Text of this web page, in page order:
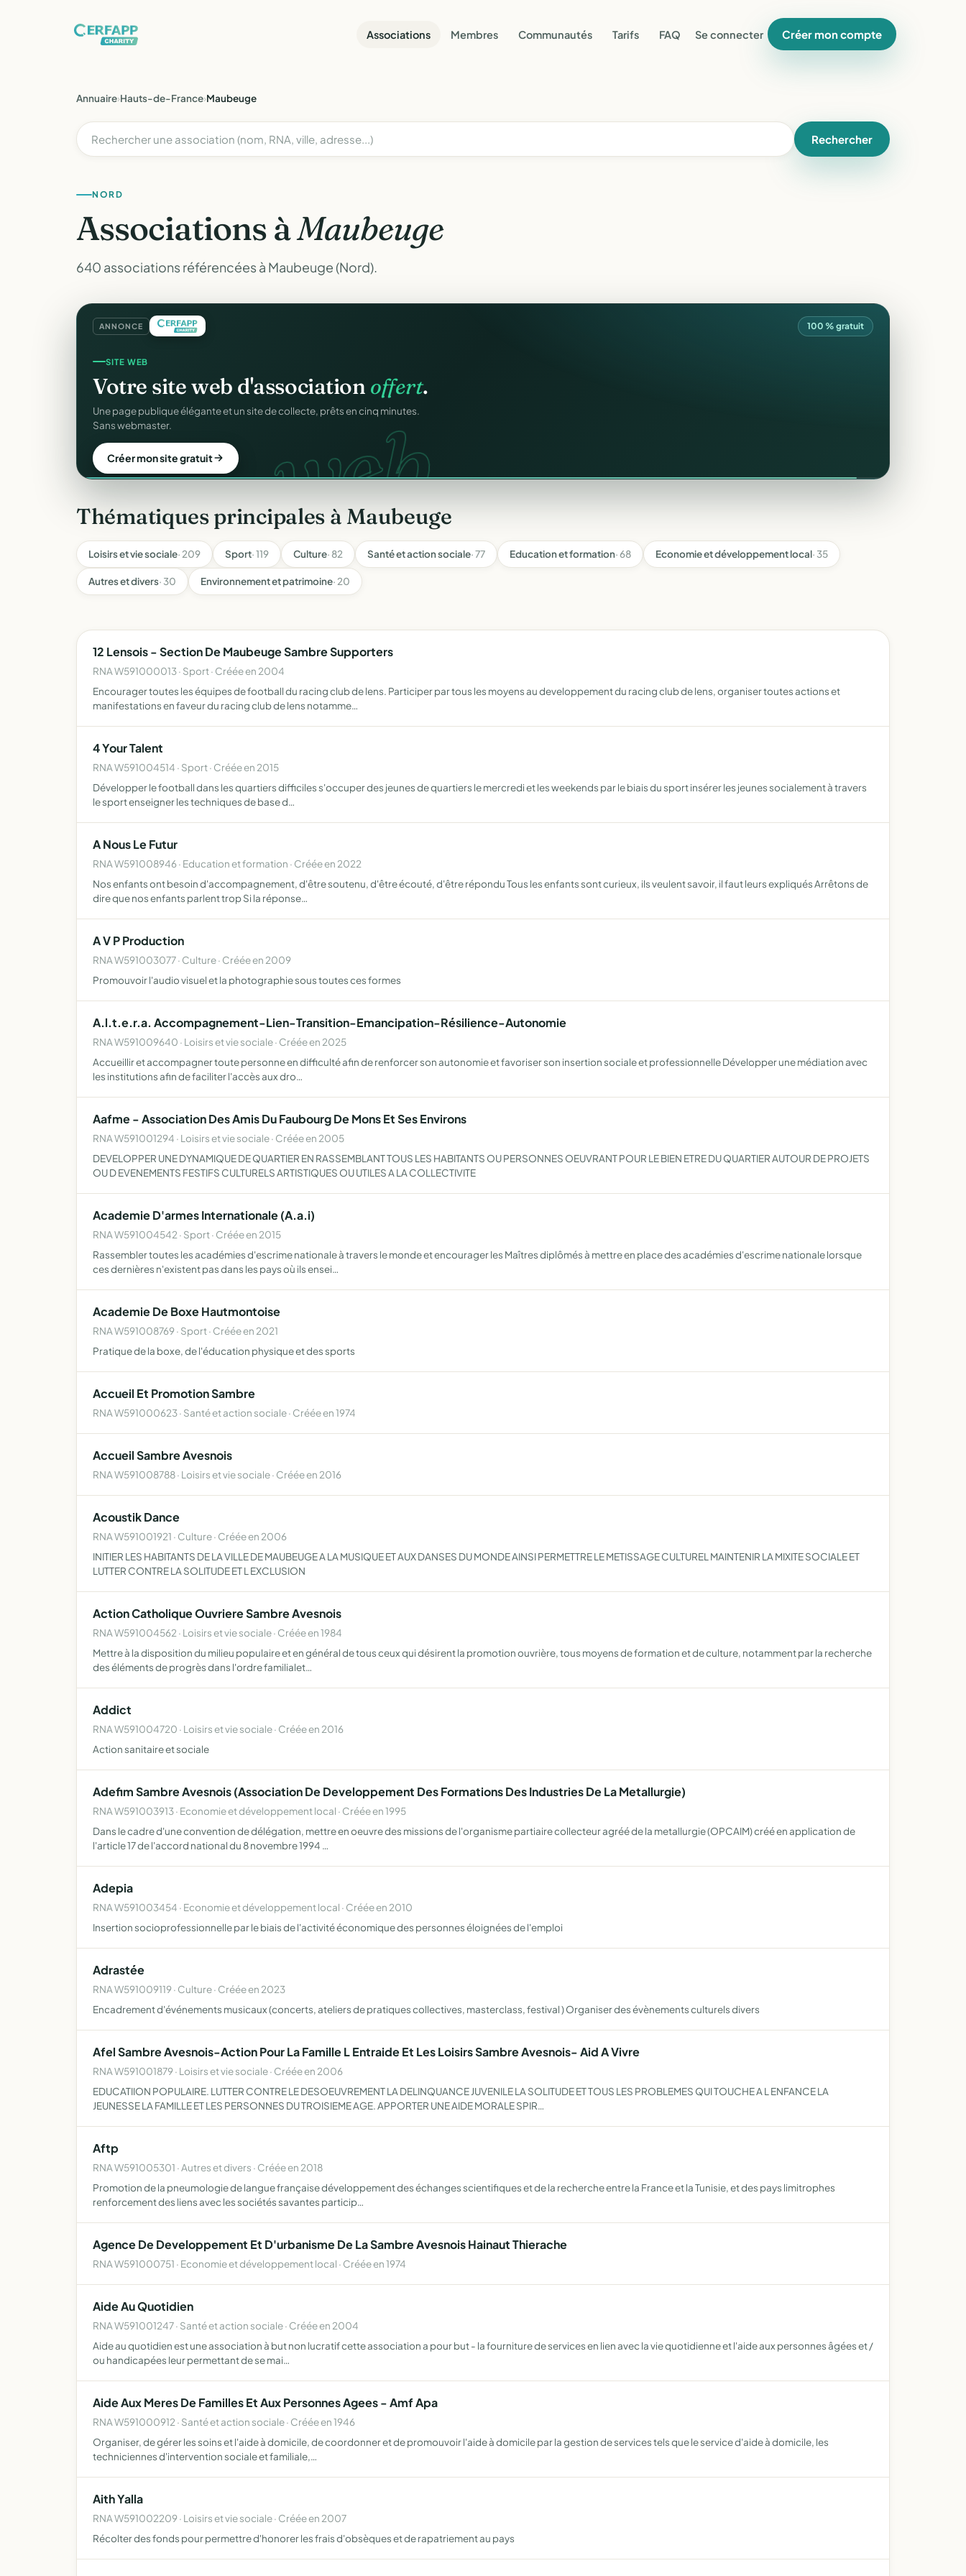
Associations Membres Communautés Tarifs FAQ Se connecter Créer mon compte
Annuaire›Hauts-de-France›Maubeuge
Rechercher
NORD
Associations àMaubeuge
640 associations référencées à Maubeuge (Nord).
ANNONCE 100 % gratuit
dons.
COLLECTE DE DONS
Collectez des donsen ligne.
Campagnes, paiement sécurisé, reçu fiscal instantané pour chaque
donateur. 100 % gratuit.
Lancer ma collecte
Thématiques principales à Maubeuge
Loisirs et vie sociale· 209 Sport· 119 Culture· 82 Santé et action sociale· 77 Education et formation· 68 Economie et développement local· 35
Autres et divers· 30 Environnement et patrimoine· 20
12 Lensois - Section De Maubeuge Sambre Supporters
RNA W591000013 · Sport · Créée en 2004
Encourager toutes les équipes de football du racing club de lens. Participer par tous les moyens au developpement du racing club de lens, organiser toutes actions et
manifestations en faveur du racing club de lens notamme…
4 Your Talent
RNA W591004514 · Sport · Créée en 2015
Développer le football dans les quartiers difficiles s'occuper des jeunes de quartiers le mercredi et les weekends par le biais du sport insérer les jeunes socialement à travers
le sport enseigner les techniques de base d…
A Nous Le Futur
RNA W591008946 · Education et formation · Créée en 2022
Nos enfants ont besoin d'accompagnement, d'être soutenu, d'être écouté, d'être répondu Tous les enfants sont curieux, ils veulent savoir, il faut leurs expliqués Arrêtons de
dire que nos enfants parlent trop Si la réponse…
A V P Production
RNA W591003077 · Culture · Créée en 2009
Promouvoir l'audio visuel et la photographie sous toutes ces formes
A.l.t.e.r.a. Accompagnement-Lien-Transition-Emancipation-Résilience-Autonomie
RNA W591009640 · Loisirs et vie sociale · Créée en 2025
Accueillir et accompagner toute personne en difficulté afin de renforcer son autonomie et favoriser son insertion sociale et professionnelle Développer une médiation avec
les institutions afin de faciliter l'accès aux dro…
Aafme - Association Des Amis Du Faubourg De Mons Et Ses Environs
RNA W591001294 · Loisirs et vie sociale · Créée en 2005
DEVELOPPER UNE DYNAMIQUE DE QUARTIER EN RASSEMBLANT TOUS LES HABITANTS OU PERSONNES OEUVRANT POUR LE BIEN ETRE DU QUARTIER AUTOUR DE PROJETS
OU D EVENEMENTS FESTIFS CULTURELS ARTISTIQUES OU UTILES A LA COLLECTIVITE
Academie D'armes Internationale (A.a.i)
RNA W591004542 · Sport · Créée en 2015
Rassembler toutes les académies d'escrime nationale à travers le monde et encourager les Maîtres diplômés à mettre en place des académies d'escrime nationale lorsque
ces dernières n'existent pas dans les pays où ils ensei…
Academie De Boxe Hautmontoise
RNA W591008769 · Sport · Créée en 2021
Pratique de la boxe, de l'éducation physique et des sports
Accueil Et Promotion Sambre
RNA W591000623 · Santé et action sociale · Créée en 1974
Accueil Sambre Avesnois
RNA W591008788 · Loisirs et vie sociale · Créée en 2016
Acoustik Dance
RNA W591001921 · Culture · Créée en 2006
INITIER LES HABITANTS DE LA VILLE DE MAUBEUGE A LA MUSIQUE ET AUX DANSES DU MONDE AINSI PERMETTRE LE METISSAGE CULTUREL MAINTENIR LA MIXITE SOCIALE ET
LUTTER CONTRE LA SOLITUDE ET L EXCLUSION
Action Catholique Ouvriere Sambre Avesnois
RNA W591004562 · Loisirs et vie sociale · Créée en 1984
Mettre à la disposition du milieu populaire et en général de tous ceux qui désirent la promotion ouvrière, tous moyens de formation et de culture, notamment par la recherche
des éléments de progrès dans l'ordre familialet…
Addict
RNA W591004720 · Loisirs et vie sociale · Créée en 2016
Action sanitaire et sociale
Adefim Sambre Avesnois (Association De Developpement Des Formations Des Industries De La Metallurgie)
RNA W591003913 · Economie et développement local · Créée en 1995
Dans le cadre d'une convention de délégation, mettre en oeuvre des missions de l'organisme partiaire collecteur agréé de la metallurgie (OPCAIM) créé en application de
l'article 17 de l'accord national du 8 novembre 1994 …
Adepia
RNA W591003454 · Economie et développement local · Créée en 2010
Insertion socioprofessionnelle par le biais de l'activité économique des personnes éloignées de l'emploi
Adrastée
RNA W591009119 · Culture · Créée en 2023
Encadrement d'événements musicaux (concerts, ateliers de pratiques collectives, masterclass, festival ) Organiser des évènements culturels divers
Afel Sambre Avesnois-Action Pour La Famille L Entraide Et Les Loisirs Sambre Avesnois- Aid A Vivre
RNA W591001879 · Loisirs et vie sociale · Créée en 2006
EDUCATIION POPULAIRE. LUTTER CONTRE LE DESOEUVREMENT LA DELINQUANCE JUVENILE LA SOLITUDE ET TOUS LES PROBLEMES QUI TOUCHE A L ENFANCE LA
JEUNESSE LA FAMILLE ET LES PERSONNES DU TROISIEME AGE. APPORTER UNE AIDE MORALE SPIR…
Aftp
RNA W591005301 · Autres et divers · Créée en 2018
Promotion de la pneumologie de langue française développement des échanges scientifiques et de la recherche entre la France et la Tunisie, et des pays limitrophes
renforcement des liens avec les sociétés savantes particip…
Agence De Developpement Et D'urbanisme De La Sambre Avesnois Hainaut Thierache
RNA W591000751 · Economie et développement local · Créée en 1974
Aide Au Quotidien
RNA W591001247 · Santé et action sociale · Créée en 2004
Aide au quotidien est une association à but non lucratif cette association a pour but - la fourniture de services en lien avec la vie quotidienne et l'aide aux personnes âgées et /
ou handicapées leur permettant de se mai…
Aide Aux Meres De Familles Et Aux Personnes Agees - Amf Apa
RNA W591000912 · Santé et action sociale · Créée en 1946
Organiser, de gérer les soins et l'aide à domicile, de coordonner et de promouvoir l'aide à domicile par la gestion de services tels que le service d'aide à domicile, les
techniciennes d'intervention sociale et familiale,…
Aith Yalla
RNA W591002209 · Loisirs et vie sociale · Créée en 2007
Récolter des fonds pour permettre d'honorer les frais d'obsèques et de rapatriement au pays